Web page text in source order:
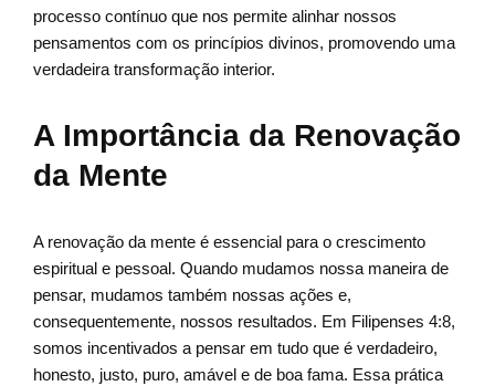
processo contínuo que nos permite alinhar nossos
pensamentos com os princípios divinos, promovendo uma
verdadeira transformação interior.
A Importância da Renovação
da Mente
A renovação da mente é essencial para o crescimento
espiritual e pessoal. Quando mudamos nossa maneira de
pensar, mudamos também nossas ações e,
consequentemente, nossos resultados. Em Filipenses 4:8,
somos incentivados a pensar em tudo que é verdadeiro,
honesto, justo, puro, amável e de boa fama. Essa prática